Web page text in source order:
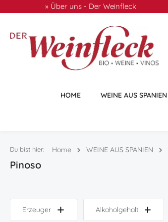
Hauptinhalt springen
Zur Suche springen
Zur Hauptnavigation springen
» Über uns - Der Weinfleck
HOME WEINE AUS SPANIEN
Du bist hier: Home WEINE AUS SPANIEN
Pinoso
Erzeuger Alkoholgehalt